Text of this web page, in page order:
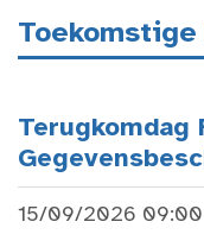
Toekomstige
Terugkomdag
15/09/2026